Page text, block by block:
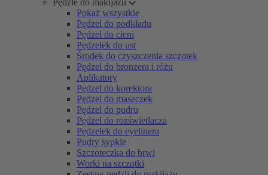
Pędzle do makijażu
Pokaż wszystkie
Pędzel do podkładu
Pędzel do cieni
Pędzelek do ust
Środek do czyszczenia szczotek
Pędzel do bronzera i różu
Aplikatory
Pędzel do korektora
Pędzel do maseczek
Pędzel do pudru
Pędzel do rozświetlacza
Pędzelek do eyelinera
Pudry sypkie
Szczoteczka do brwi
Worki na szczotki